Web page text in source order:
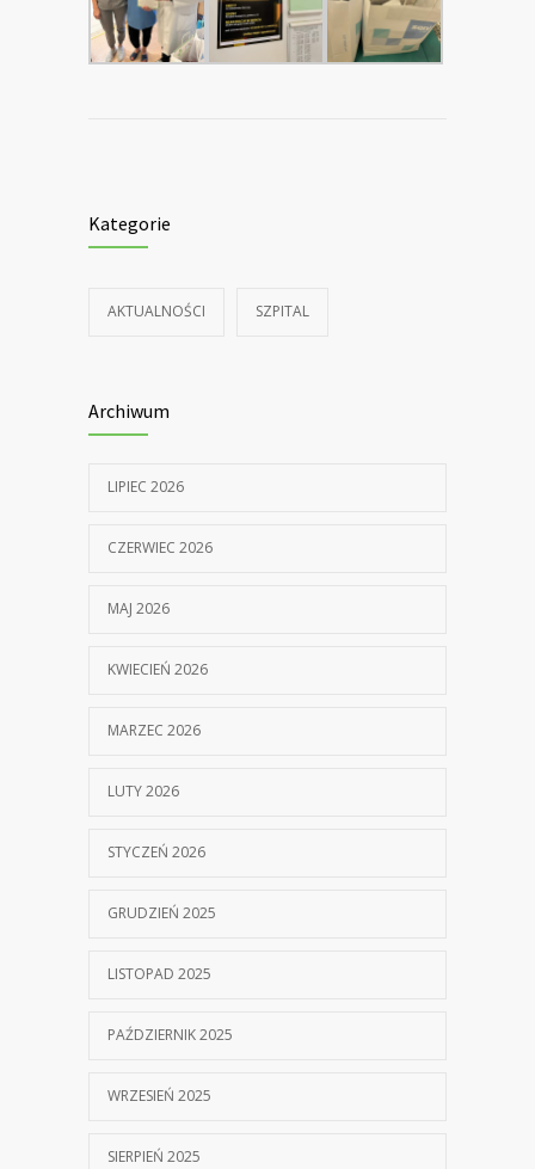
Kategorie
AKTUALNOŚCI SZPITAL
Archiwum
LIPIEC 2026
CZERWIEC 2026
MAJ 2026
KWIECIEŃ 2026
MARZEC 2026
LUTY 2026
STYCZEŃ 2026
GRUDZIEŃ 2025
LISTOPAD 2025
PAŹDZIERNIK 2025
WRZESIEŃ 2025
SIERPIEŃ 2025